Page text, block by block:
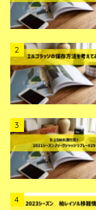
2
3
4